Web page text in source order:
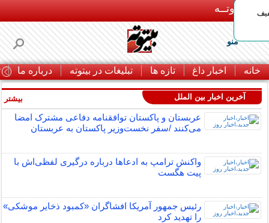
بـیتوتــه
منو
خانه اخبار داغ تازه ها تبلیغات در بیتوته درباره ما
50% تخفیف
آخرین اخبار بین الملل
عربستان و پاکستان توافقنامه دفاعی مشترک امضا
می‌کنند /سفر نخست‌وزیر پاکستان به عربستان
واکنش ترامپ به ادعاها درباره درگیری لفظی‌اش با
پیت هگست
رئیس جمهور آمریکا افشاگران «کمبود ذخایر موشکی»
را تهدید کرد
بیشتر